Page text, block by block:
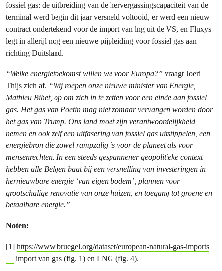
fossiel gas: de uitbreiding van de hervergassingscapaciteit van de
terminal werd begin dit jaar versneld voltooid, er werd een nieuw
contract ondertekend voor de import van lng uit de VS, en Fluxys
legt in allerijl nog een nieuwe pijpleiding voor fossiel gas aan
richting Duitsland.
“Welke energietoekomst willen we voor Europa?” vraagt Joeri
Thijs zich af. “Wij roepen onze nieuwe minister van Energie,
Mathieu Bihet, op om zich in te zetten voor een einde aan fossiel
gas. Het gas van Poetin mag niet zomaar vervangen worden door
het gas van Trump. Ons land moet zijn verantwoordelijkheid
nemen en ook zelf een uitfasering van fossiel gas uitstippelen, een
energiebron die zowel rampzalig is voor de planeet als voor
mensenrechten. In een steeds gespannener geopolitieke context
hebben alle Belgen baat bij een versnelling van investeringen in
hernieuwbare energie ‘van eigen bodem’, plannen voor
grootschalige renovatie van onze huizen, en toegang tot groene en
betaalbare energie.”
Noten:
[1] https://www.bruegel.org/dataset/european-natural-gas-imports
import van gas (fig. 1) en LNG (fig. 4).